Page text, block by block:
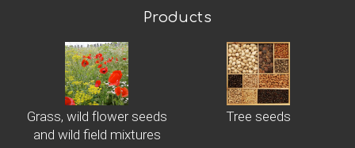
Products
Grass, wild flower seeds
and wild field mixtures
Tree seeds